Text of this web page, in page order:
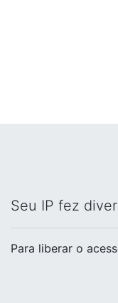
Seu IP fez
Para liberar o